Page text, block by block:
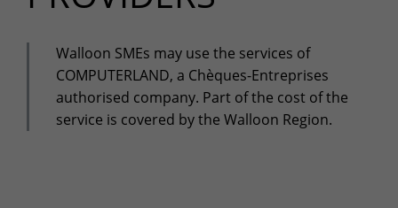
support-cpld@keyes.eu
Customer services
Delivery
+32(0)4 239.89.39
Walloon SMEs may use the services of
COMPUTERLAND, a Chèques-Entreprises
authorised company. Part of the cost of the
service is covered by the Walloon Region.